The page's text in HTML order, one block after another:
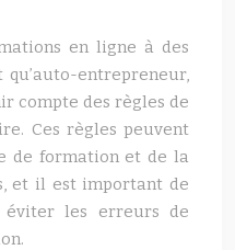
en ligne à des
entrepreneur,
compte des règles de
Ces règles peuvent
de formation et de la
et il est important de
les erreurs de